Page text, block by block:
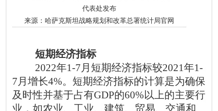
代表处发布
来源： 哈萨克斯坦战略规划和改革总署统计局官网
短期经济指标
2022年1-7月短期经济指标较2021年1-
7月增长4%。短期经济指标的计算是为确保
及时性并基于占有GDP的60%以上的主要行
业，如农业、工业、建筑、贸易、交通和